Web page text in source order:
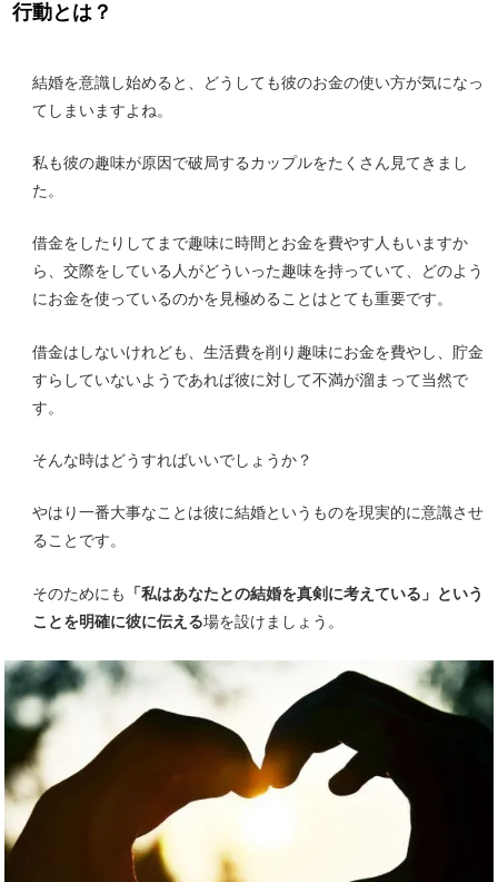
行動とは？
結婚を意識し始めると、どうしても彼のお金の使い方が気になっ
てしまいますよね。
私も彼の趣味が原因で破局するカップルをたくさん見てきまし
た。
借金をしたりしてまで趣味に時間とお金を費やす人もいますか
ら、交際をしている人がどういった趣味を持っていて、どのよう
にお金を使っているのかを見極めることはとても重要です。
借金はしないけれども、生活費を削り趣味にお金を費やし、貯金
すらしていないようであれば彼に対して不満が溜まって当然で
す。
そんな時はどうすればいいでしょうか？
やはり一番大事なことは彼に結婚というものを現実的に意識させ
ることです。
そのためにも
「私はあなたとの結婚を真剣に考えている」という
ことを明確に彼に伝える場を設けましょう。